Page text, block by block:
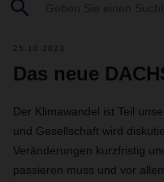
25.10.2023
Das neue
Der Klimawandel ist Teil
und Gesellschaft wird
Veränderungen kurzfristig
passieren muss und vor